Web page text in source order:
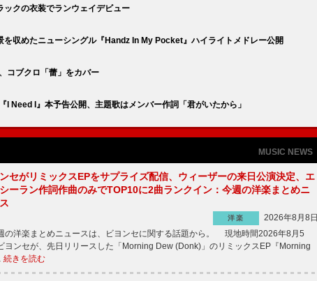
クの衣装でランウェイデビュー
を収めたニューシングル『Handz In My Pocket』ハイライトメドレー公開
コブクロ「蕾」をカバー
I Need I』本予告公開、主題歌はメンバー作詞「君がいたから」
MUSIC NEWS
セがリミックスEPをサプライズ配信、ウィーザーの来日公演決定、エ
シーラン作詞作曲のみでTOP10に2曲ランクイン：今週の洋楽まとめニ
洋楽
2026年8月8日
の洋楽まとめニュースは、ビヨンセに関する話題から。 現地時間2026年8月5
ヨンセが、先日リリースした「Morning Dew (Donk)」のリミックスEP『Morning
続きを読む